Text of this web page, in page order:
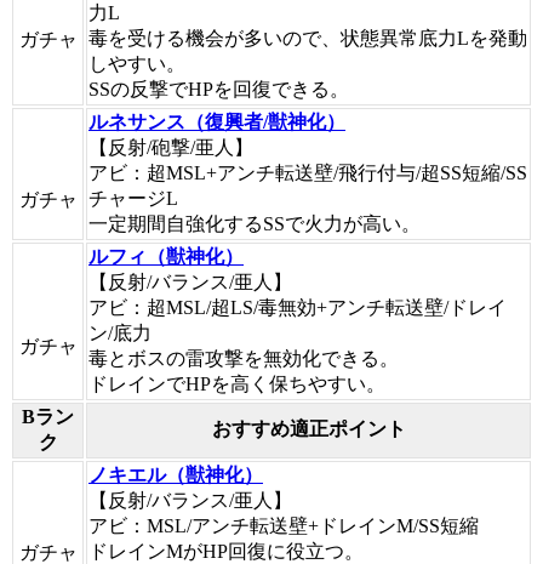
ガチャ
力L
毒を受ける機会が多いので、状態異常底力Lを発動
しやすい。
SSの反撃でHPを回復できる。
ガチャ
ルネサンス（復興者/獣神化）
【反射/砲撃/亜人】
アビ：超MSL+アンチ転送壁/飛行付与/超SS短縮/SS
チャージL
一定期間自強化するSSで火力が高い。
ガチャ
ルフィ（獣神化）
【反射/バランス/亜人】
アビ：超MSL/超LS/毒無効+アンチ転送壁/ドレイ
ン/底力
毒とボスの雷攻撃を無効化できる。
ドレインでHPを高く保ちやすい。
Bラン
ク
おすすめ適正ポイント
ガチャ
ノキエル（獣神化）
【反射/バランス/亜人】
アビ：MSL/アンチ転送壁+ドレインM/SS短縮
ドレインMがHP回復に役立つ。